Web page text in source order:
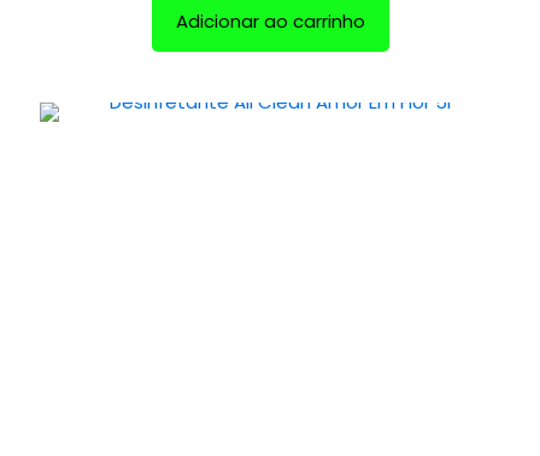
Adicionar ao carrinho